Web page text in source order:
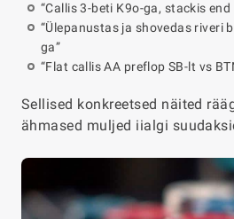
“Callis3-beti K9o-ga, stackis end
“Ülepanustas ja shovedas riveri
ga”
“Flat callis AA preflop SB-lt vs
Sellised konkreetsed näited
ähmased muljed iialgi